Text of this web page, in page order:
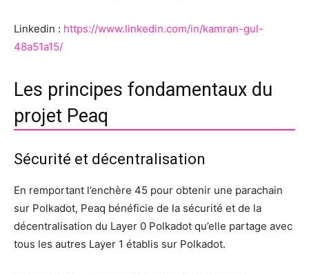
Linkedin : https://www.linkedin.com/in/kamran-gul-
48a51a15/
Les principes fondamentaux du
projet Peaq
Sécurité et décentralisation
En remportant l’enchère 45 pour obtenir une parachain
sur Polkadot, Peaq bénéficie de la sécurité et de la
décentralisation du Layer 0 Polkadot qu’elle partage avec
tous les autres Layer 1 établis sur Polkadot.